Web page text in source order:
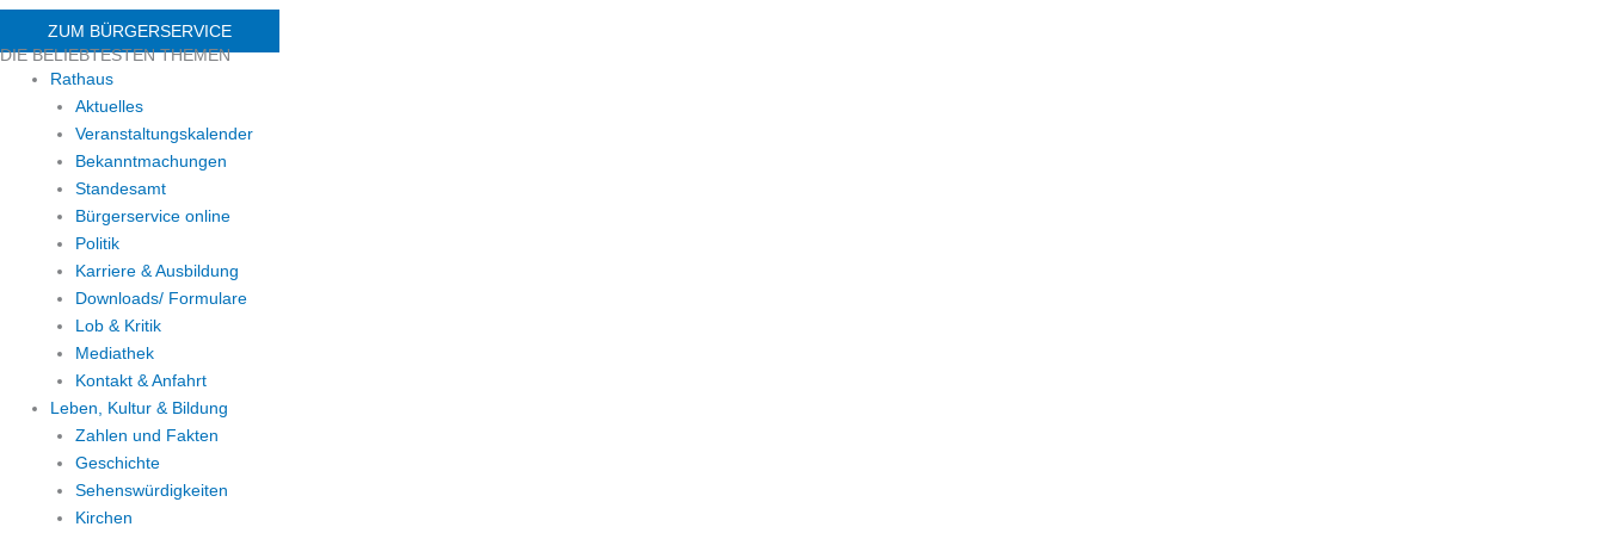
ZUM BÜRGERSERVICE
DIE BELIEBTESTEN THEMEN
Rathaus
Aktuelles
Veranstaltungskalender
Bekanntmachungen
Standesamt
Bürgerservice online
Politik
Karriere & Ausbildung
Downloads/ Formulare
Lob & Kritik
Mediathek
Kontakt & Anfahrt
Leben, Kultur & Bildung
Zahlen und Fakten
Geschichte
Sehenswürdigkeiten
Kirchen